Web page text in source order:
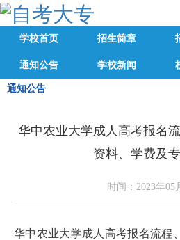
学校首页 招生简章
通知公告 学校新闻
通知公告
华中农业大学成人高考报名
资料、学费及
时间：2023年05
华中农业大学成人高考报名流程